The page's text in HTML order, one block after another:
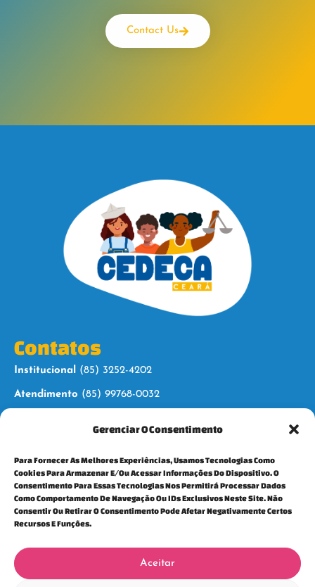
Gerenciar O Consentimento
Para Fornecer As Melhores Experiências, Usamos Tecnologias Como
Cookies Para Armazenar E/ou Acessar Informações Do Dispositivo. O
Consentimento Para Essas Tecnologias Nos Permitirá Processar Dados
Como Comportamento De Navegação Ou IDs Exclusivos Neste Site. Não
Consentir Ou Retirar O Consentimento Pode Afetar Negativamente Certos
Recursos E Funções.
Aceitar
Contact Us
Contatos
Institucional (85) 3252-4202
Atendimento (85) 99768-0032
Siga-nos
Para mais informações, fale conosco:
cedeca@cedecaceara.org.br